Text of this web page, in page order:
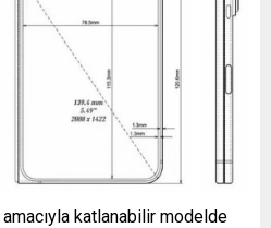
katlanabilir modelde